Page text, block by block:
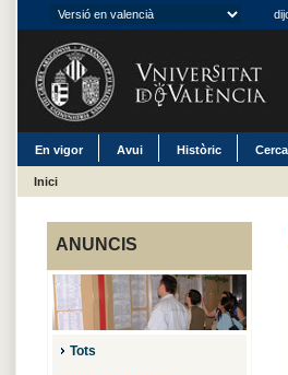
En vigor Avui Històric
Inici
ANUNCIS
Tots